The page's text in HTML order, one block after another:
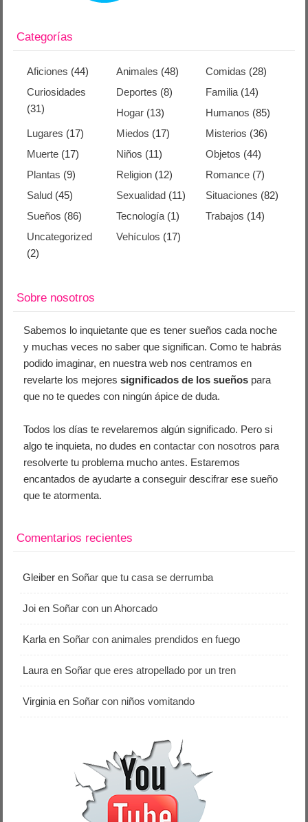
Categorías
Aficiones (44) Animales (48) Comidas (28)
Curiosidades
(31)
Deportes (8) Familia(14)
Hogar (13) Humanos (85)
Lugares (17) Miedos (17) Misterios (36)
Muerte (17) Niños (11) Objetos (44)
Plantas (9) Religion (12) Romance(7)
Salud (45) Sexualidad (11) Situaciones (82)
Sueños (86) Tecnología (1) Trabajos (14)
Uncategorized
(2)
Vehículos (17)
Sobre nosotros
Sabemos lo inquietante que es tener sueños cada noche
y muchas veces no saber que significan. Como te habrás
podido imaginar, en nuestra web nos centramos en
revelarte los mejoressignificados de los sueños para
que no te quedes con ningún ápice de duda.
Todos los días te revelaremos algún significado. Pero si
algo te inquieta, no dudes encontactar con nosotros para
resolverte tu problema mucho antes. Estaremos
encantados de ayudarte a conseguir descifrar ese sueño
que te atormenta.
Comentarios recientes
Gleiber en Soñar que tu casa se derrumba
Joi en Soñar con un Ahorcado
Karla en Soñar con animales prendidos en fuego
Laura en Soñar que eres atropellado por un tren
Virginia en Soñar con niños vomitando